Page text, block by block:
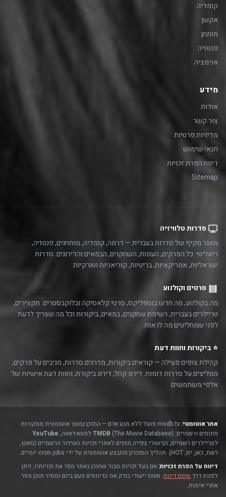
קומדיה
אקשן
מותחן
פנטזיה
אנימציה
מידע
אודות
צור קשר
מדיניות פרטיות
תנאי שימוש
דיווח הפרת זכויות
Sitemap
סדרות טלוויזיה
מאגר מקיף של סדרות בעברית — דרמה, קומדיה, מותחנים, פנטזיה,
ריאליטי. כל הפרקים, העונות, השחקנים, הבמאים והדירוגים. סדרות
ישראליות, אמריקאיות, בריטיות, קוריאניות וטורקיות.
סרטים וקולנוע
מה בקולנוע, מה חדש בנטפליקס, סרטי קלאסיקה ובלוקבסטרים. תקצירים,
טריילרים בעברית, רשימת שחקנים, במאים, ביקורות וכל מה שצריך לדעת
לפני שמחליטים מה לראות.
⭐ ביקורות וחוות דעת
קהילת צופים פעילה — קוראים ביקורות, מדרגים סדרות, מגיבים על פרקים,
ממליצים על סדרות דומות. דירוג קהל, דירוג ביקורת, וחוות דעת אישיות של
אלפי משתמשים.
אתר אוטומטי:
msdb.tv פועל ללא מגע אדם — התוכן נמשך אוטומטית ממקורות
פתוחים ורשמיים:
TMDB (The Movie Database) למטא-דאטה,
YouTube
לטריילרים רשמיים, וקישורי צפייה מפנים לאתרי זכויות השידור הרשמיים (מאקו,
רשת, כאן, יס, HOT). תהליך הסנכרון מתבצע אוטומטית על ידי cron jobs יומיים.
דיווח על הפרת זכויות: אם בעל זכויות סבור שתוכן באתר מפר את זכויותיו, ניתן
לפנות דרך טופס דיווח
. cron ייעודי בודק את הדיווחים פעם ביום ומסיר תוכן מפר
אחרי אימות.